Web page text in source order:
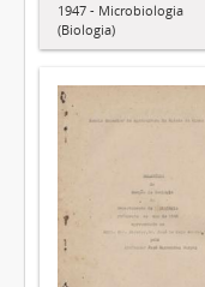
1947 - Microbiologia
(Biologia)